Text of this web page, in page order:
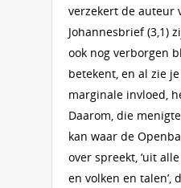
verzekert de auteur
Johannesbrief (3,1)
ook nog verborgen
betekent, en al zie
marginale invloed,
Daarom, die
kan waar de
over spreekt, ‘uit
en volken en talen’,